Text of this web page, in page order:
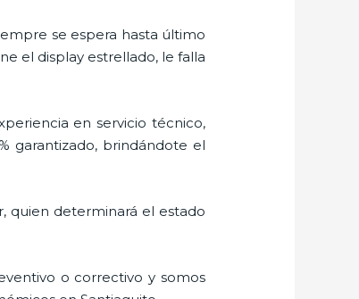
se espera hasta último
el display estrellado, le falla
en servicio técnico,
garantizado, brindándote el
quien determinará el estado
o correctivo y somos